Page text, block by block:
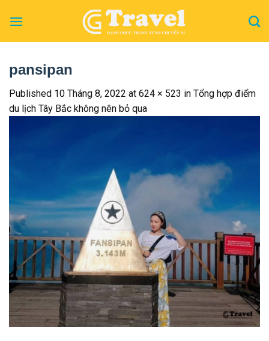
pansipan
Published 10 Tháng 8, 2022 at 624 × 523 in Tổng hợp điểm
du lịch Tây Bắc không nên bỏ qua